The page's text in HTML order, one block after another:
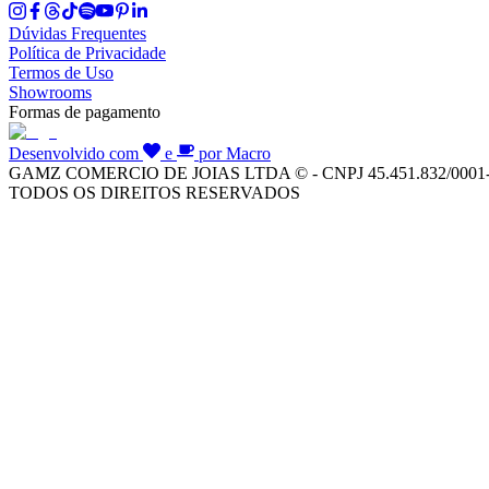
Dúvidas Frequentes
Política de Privacidade
Termos de Uso
Showrooms
Formas de pagamento
Desenvolvido com e
por Macro
GAMZ COMERCIO DE JOIAS LTDA © - CNPJ 45.451.832/
TODOS OS DIREITOS RESERVADOS